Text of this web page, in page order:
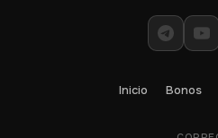
Inicio Bonos